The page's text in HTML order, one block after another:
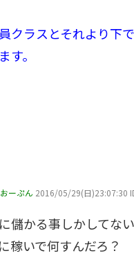
クラスとそれより下
す。
ーぷん 2016/05/29(日)23:07:30
儲かる事しかしてな
稼いで何すんだろ？